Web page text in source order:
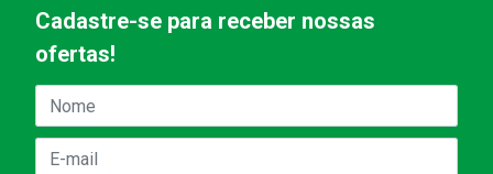
Cadastre-se para receber nossas
ofertas!